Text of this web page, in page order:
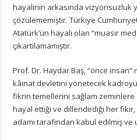
hayalinin arkasında vizyonsuzluk
çözülememiştir. Türkiye
Atatürk’ün hayali olan “muasır
çıkartılamamıştır.
Prof. Dr. Haydar Baş, “önce
kâinat devletini yönetecek
fikrin temellerini sağlam
hayal ettiği ve dillendirdiği her
adamı tarafından kabul edilmiş ve